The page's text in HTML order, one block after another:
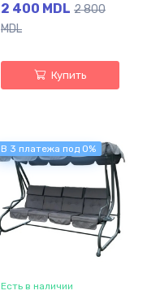
2 400 MDL 2 800
MDL
Купить
В 3 платежа под 0%
Есть в наличии